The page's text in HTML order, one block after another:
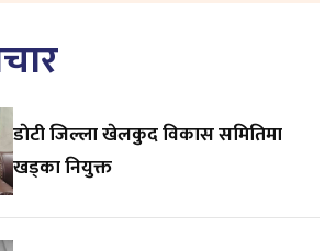
डाेटी जिल्ला खेलकुद विकास समितिमा
खड्का नियुक्त